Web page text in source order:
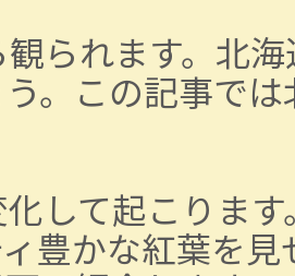
られます。北
。この記事では
して起こりま
豊かな紅葉を見